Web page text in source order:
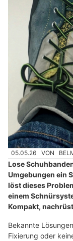
05.05.26 VON
Lose
Umgebungen ein
löst dieses
einem
Kompakt,
Bekannte
Fixierung oder